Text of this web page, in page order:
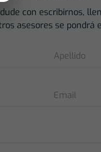
con escribirnos,
asesores se pondrá